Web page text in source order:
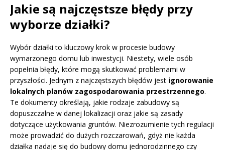
Jakie są najczęstsze błędy przy
wyborze działki?
Wybór działki to kluczowy krok w procesie budowy
wymarzonego domu lub inwestycji. Niestety, wiele osób
popełnia błędy, które mogą skutkować problemami w
przyszłości. Jednym z najczęstszych błędów jest ignorowanie
lokalnych planów zagospodarowania przestrzennego.
Te dokumenty określają, jakie rodzaje zabudowy są
dopuszczalne w danej lokalizacji oraz jakie są zasady
dotyczące użytkowania gruntów. Niezrozumienie tych regulacji
może prowadzić do dużych rozczarowań, gdyż nie każda
działka nadaje się do budowy domu jednorodzinnego czy